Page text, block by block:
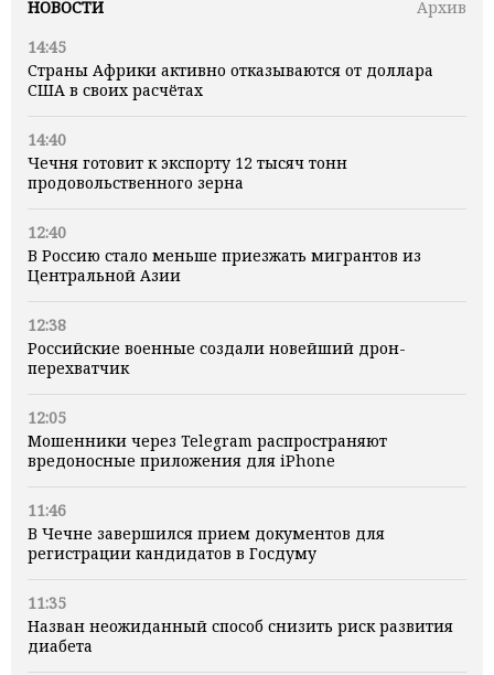
НОВОСТИ
Архив
14:45
Страны Африки активно отказываются от доллара
США в своих расчётах
14:40
Чечня готовит к экспорту 12 тысяч тонн
продовольственного зерна
12:40
В Россию стало меньше приезжать мигрантов из
Центральной Азии
12:38
Российские военные создали новейший дрон-
перехватчик
12:05
Мошенники через Telegram распространяют
вредоносные приложения для iPhone
11:46
В Чечне завершился прием документов для
регистрации кандидатов в Госдуму
11:35
Назван неожиданный способ снизить риск развития
диабета